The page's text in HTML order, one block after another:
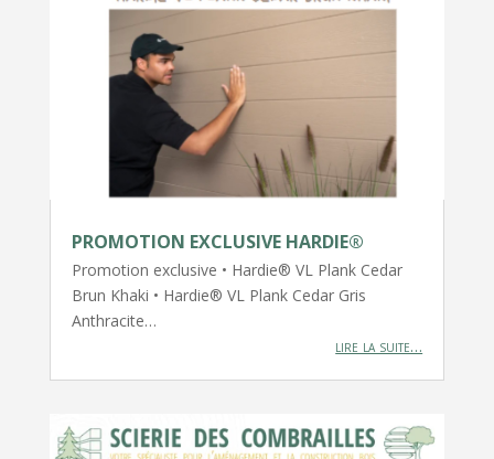
PROMOTION EXCLUSIVE HARDIE®
Promotion exclusive • Hardie® VL Plank Cedar
Brun Khaki • Hardie® VL Plank Cedar Gris
Anthracite…
lire la suite…